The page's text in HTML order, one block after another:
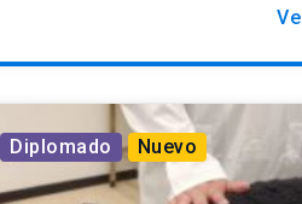
Diplomado Nuevo